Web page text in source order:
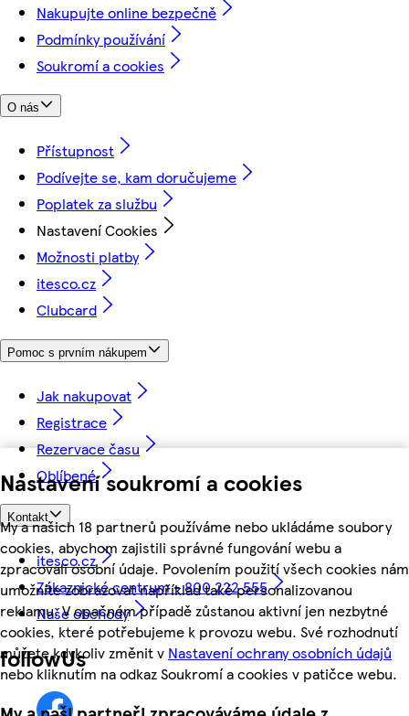
Nastavení soukromí a cookies
My a našich 18 partnerů používáme nebo ukládáme soubory
cookies, abychom zajistili správné fungování webu a
zpracovali osobní údaje. Povolením použití všech cookies nám
umožníte zobrazovat například také personalizovanou
reklamu. V opačném případě zůstanou aktivní jen nezbytné
cookies, které potřebujeme k provozu webu. Své rozhodnutí
můžete kdykoliv změnit v Nastavení ochrany osobních údajů
nebo kliknutím na odkaz Soukromí a cookies v patičce webu.
Nakupujte online bezpečně
Podmínky používání
Soukromí a cookies
O nás
Přístupnost
Podívejte se, kam doručujeme
Poplatek za službu
Nastavení Cookies
Možnosti platby
itesco.cz
Clubcard
Pomoc s prvním nákupem
Jak nakupovat
Registrace
Rezervace času
Oblíbené
Kontakt
itesco.cz
Zákaznické centrum - 800 222 555
Naše obchody
followUs